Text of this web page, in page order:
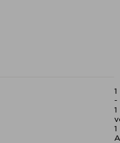
1
-
1
1